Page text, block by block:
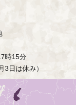
時15分
3日は休み）